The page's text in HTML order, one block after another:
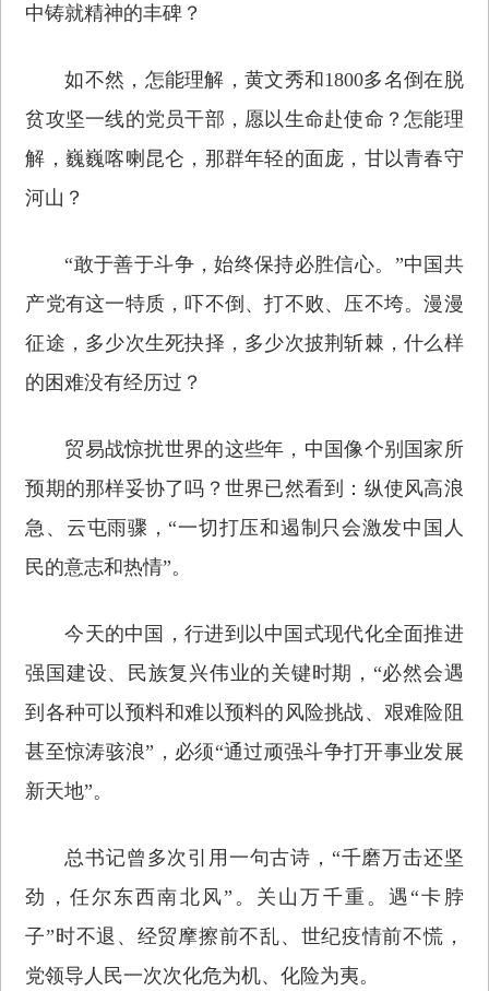
中铸就精神的丰碑？
如不然，怎能理解，黄文秀和1800多名倒在脱
贫攻坚一线的党员干部，愿以生命赴使命？怎能理
解，巍巍喀喇昆仑，那群年轻的面庞，甘以青春守
河山？
“敢于善于斗争，始终保持必胜信心。”中国共
产党有这一特质，吓不倒、打不败、压不垮。漫漫
征途，多少次生死抉择，多少次披荆斩棘，什么样
的困难没有经历过？
贸易战惊扰世界的这些年，中国像个别国家所
预期的那样妥协了吗？世界已然看到：纵使风高浪
急、云屯雨骤，“一切打压和遏制只会激发中国人
民的意志和热情”。
今天的中国，行进到以中国式现代化全面推进
强国建设、民族复兴伟业的关键时期，“必然会遇
到各种可以预料和难以预料的风险挑战、艰难险阻
甚至惊涛骇浪”，必须“通过顽强斗争打开事业发展
新天地”。
总书记曾多次引用一句古诗，“千磨万击还坚
劲，任尔东西南北风”。关山万千重。遇“卡脖
子”时不退、经贸摩擦前不乱、世纪疫情前不慌，
党领导人民一次次化危为机、化险为夷。